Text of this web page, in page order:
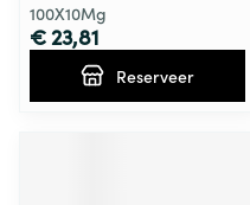
100X10Mg
€ 23,81
Reserveer